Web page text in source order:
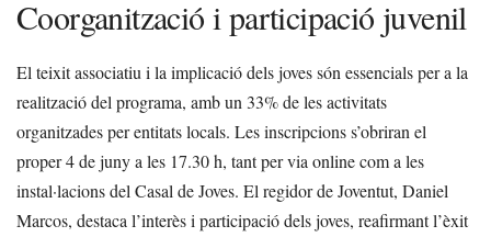
Coorganització i participació juvenil
El teixit associatiu i la implicació dels joves són essencials per a la
realització del programa, amb un 33% de les activitats
organitzades per entitats locals. Les inscripcions s’obriran el
proper 4 de juny a les 17.30 h, tant per via online com a les
instal·lacions del Casal de Joves. El regidor de Joventut, Daniel
Marcos, destaca l’interès i participació dels joves, reafirmant l’èxit